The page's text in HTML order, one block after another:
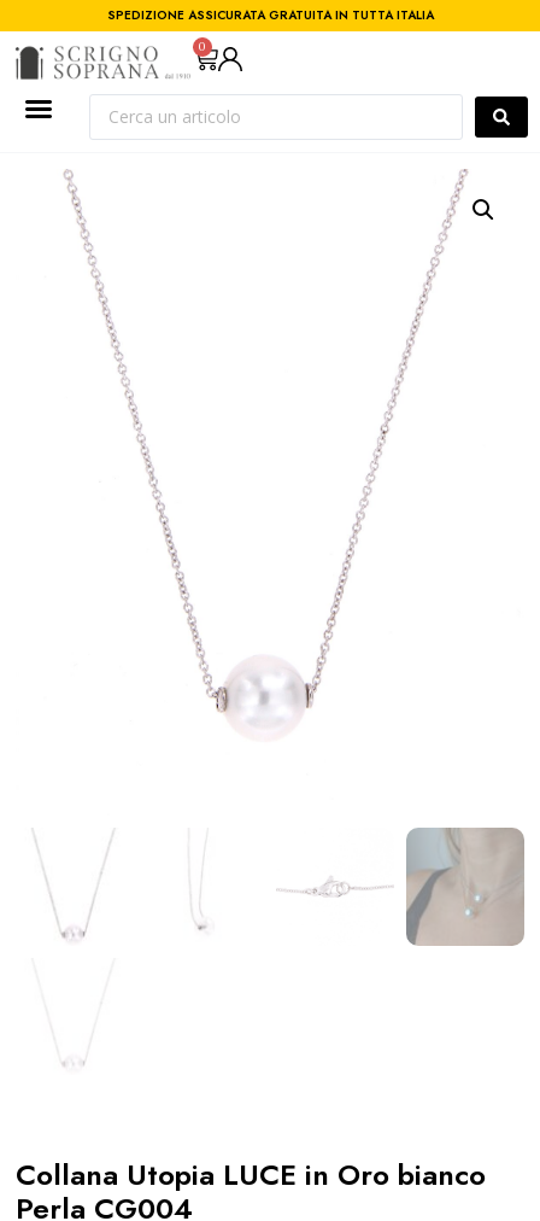
SPEDIZIONE ASSICURATA GRATUITA IN TUTTA ITALIA
0
Collana Utopia LUCE in Oro bianco
Perla CG004